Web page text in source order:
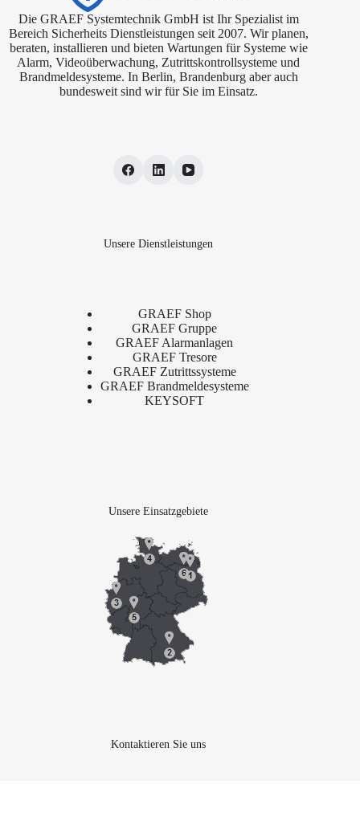
Die GRAEF Systemtechnik GmbH ist Ihr Spezialist im
Bereich Sicherheits Dienstleistungen seit 2007. Wir planen,
beraten, installieren und bieten Wartungen für Systeme wie
Alarm, Videoüberwachung, Zutrittskontrollsysteme und
Brandmeldesysteme. In Berlin, Brandenburg aber auch
bundesweit sind wir für Sie im Einsatz.
Unsere Dienstleistungen
GRAEF Shop
GRAEF Gruppe
GRAEF Alarmanlagen
GRAEF Tresore
GRAEF Zutrittssysteme
GRAEF Brandmeldesysteme
KEYSOFT
Unsere Einsatzgebiete
Kontaktieren Sie uns